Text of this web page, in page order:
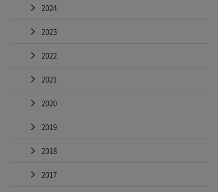
2024
2023
2022
2021
2020
2019
2018
2017